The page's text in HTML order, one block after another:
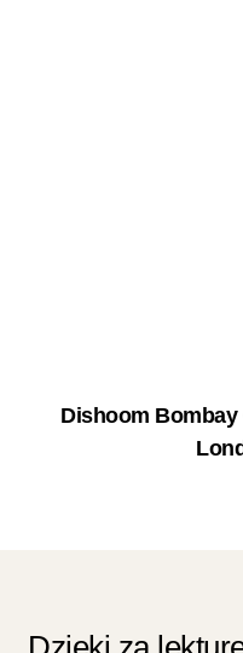
Dishoom Bombay